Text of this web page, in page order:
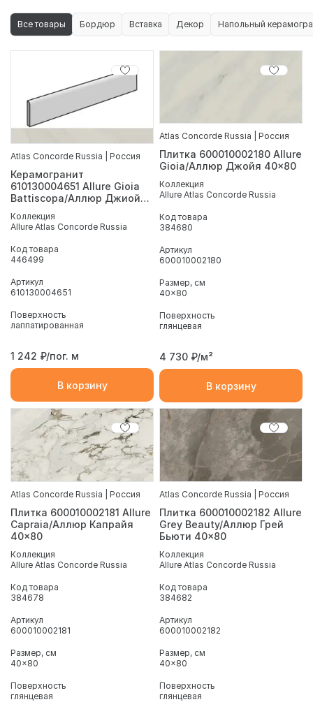
Все товары Бордюр Вставка Декор Напольный
Atlas Concorde Russia | Россия
Керамогранит
610130004651 Allure Gioia
Battiscopa/Аллюр Джиойя
Коллекция
Allure Atlas Concorde Russia
Код товара
446499
Артикул
610130004651
Поверхность
лаппатированная
1 242 ₽/пог. м
В корзину
Atlas Concorde Russia | Россия
Плитка 600010002180 Allure
Gioia/Аллюр Джойя 40x80
Коллекция
Allure Atlas Concorde Russia
Код товара
384680
Артикул
600010002180
Размер, см
40x80
Поверхность
глянцевая
4 730 ₽/м²
В корзину
Atlas Concorde Russia | Россия
Плитка 600010002181 Allure
Capraia/Аллюр Капрайя
40x80
Коллекция
Allure Atlas Concorde Russia
Код товара
384678
Артикул
600010002181
Размер, см
40x80
Поверхность
глянцевая
Atlas Concorde Russia | Россия
Плитка 600010002182 Allure
Grey Beauty/Аллюр Грей
Бьюти 40x80
Коллекция
Allure Atlas Concorde Russia
Код товара
384682
Артикул
600010002182
Размер, см
40x80
Поверхность
глянцевая